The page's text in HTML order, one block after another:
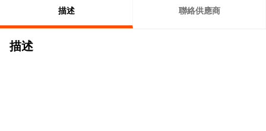
描述 聯絡供應商
描述